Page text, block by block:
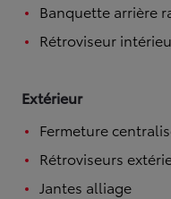
Banquette arrière
Rétroviseur
Extérieur
Fermeture
Rétroviseurs
Jantes alliage